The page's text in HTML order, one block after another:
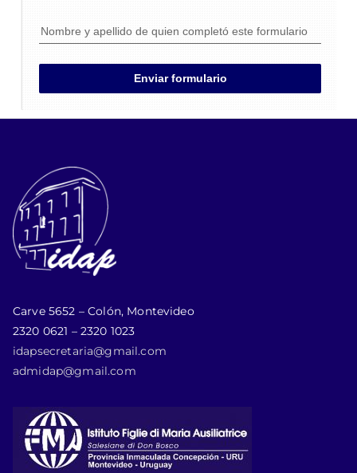
Nombre y apellido de quien completó este formulario
Enviar formulario
Carve 5652 – Colón, Montevideo
2320 0621 – 2320 1023
idapsecretaria@gmail.com
admidap@gmail.com